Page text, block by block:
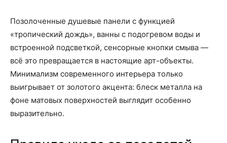
Позолоченные душевые панели с функцией
«тропический дождь», ванны с подогревом воды и
встроенной подсветкой, сенсорные кнопки смыва —
всё это превращается в настоящие арт-объекты.
Минимализм современного интерьера только
выигрывает от золотого акцента: блеск металла на
фоне матовых поверхностей выглядит особенно
выразительно.